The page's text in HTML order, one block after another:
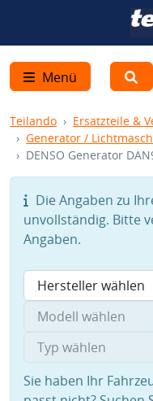
Menü
Teilando Ersatzteile &
Generator /
DENSO Generator
Die Angaben zu
unvollständig. Bitte
Angaben.
Sie haben Ihr